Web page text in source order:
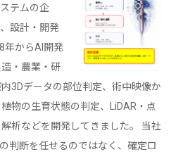
テムの企
設計・開発
年からAI開発
・農業・研
3Dデータの部位判定、術中映像か
物の生育状態の判定、LiDAR・点
析などを開発してきました。 当社
判断を任せるのではなく、確定ロ